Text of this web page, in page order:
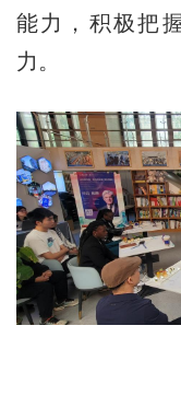
能力，积极把
力。